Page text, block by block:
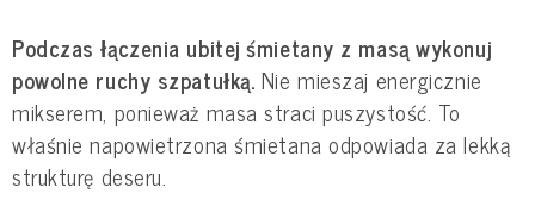
Podczas łączenia ubitej śmietany z masą wykonuj
powolne ruchy szpatułką. Nie mieszaj energicznie
mikserem, ponieważ masa straci puszystość. To
właśnie napowietrzona śmietana odpowiada za lekką
strukturę deseru.